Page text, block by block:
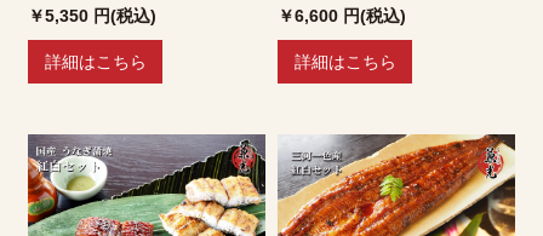
￥5,350 円(税込)
詳細はこちら
￥6,600 円(税込)
詳細はこちら